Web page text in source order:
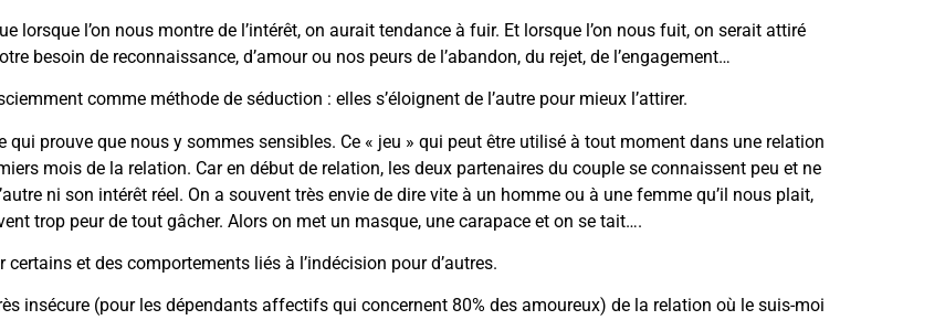
lorsque l’on nous montre de l’intérêt, on aurait tendance à fuir. Et lorsque l’on nous fuit, on serait attiré
besoin de reconnaissance, d’amour ou nos peurs de l’abandon, du rejet, de l’engagement…
comme méthode de séduction : elles s’éloignent de l’autre pour mieux l’attirer.
prouve que nous y sommes sensibles. Ce « jeu » qui peut être utilisé à tout moment dans une relation
mois de la relation. Car en début de relation, les deux partenaires du couple se connaissent peu et ne
ni son intérêt réel. On a souvent très envie de dire vite à un homme ou à une femme qu’il nous plait,
trop peur de tout gâcher. Alors on met un masque, une carapace et on se tait….
et des comportements liés à l’indécision pour d’autres.
insécure (pour les dépendants affectifs qui concernent 80% des amoureux) de la relation où le suis-moi